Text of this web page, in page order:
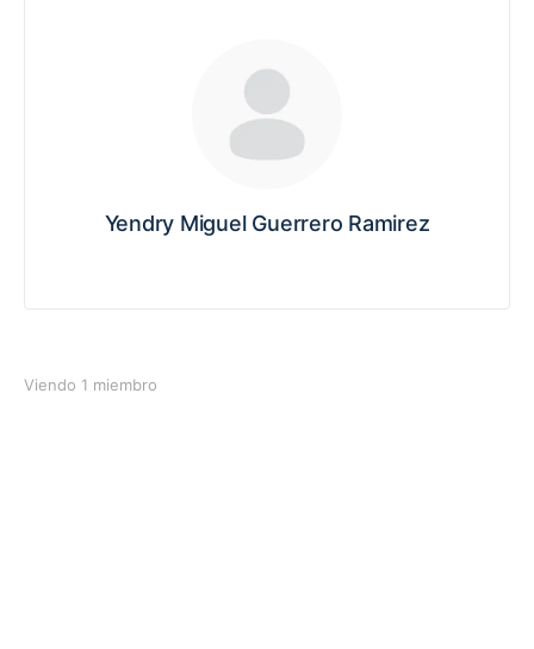
Yendry Miguel Guerrero Ramirez
Viendo 1 miembro